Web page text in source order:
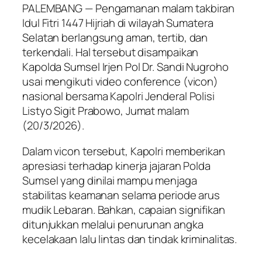
PALEMBANG — Pengamanan malam takbiran
Idul Fitri 1447 Hijriah di wilayah Sumatera
Selatan berlangsung aman, tertib, dan
terkendali. Hal tersebut disampaikan
Kapolda Sumsel Irjen Pol Dr. Sandi Nugroho
usai mengikuti video conference (vicon)
nasional bersama Kapolri Jenderal Polisi
Listyo Sigit Prabowo, Jumat malam
(20/3/2026).
Dalam vicon tersebut, Kapolri memberikan
apresiasi terhadap kinerja jajaran Polda
Sumsel yang dinilai mampu menjaga
stabilitas keamanan selama periode arus
mudik Lebaran. Bahkan, capaian signifikan
ditunjukkan melalui penurunan angka
kecelakaan lalu lintas dan tindak kriminalitas.